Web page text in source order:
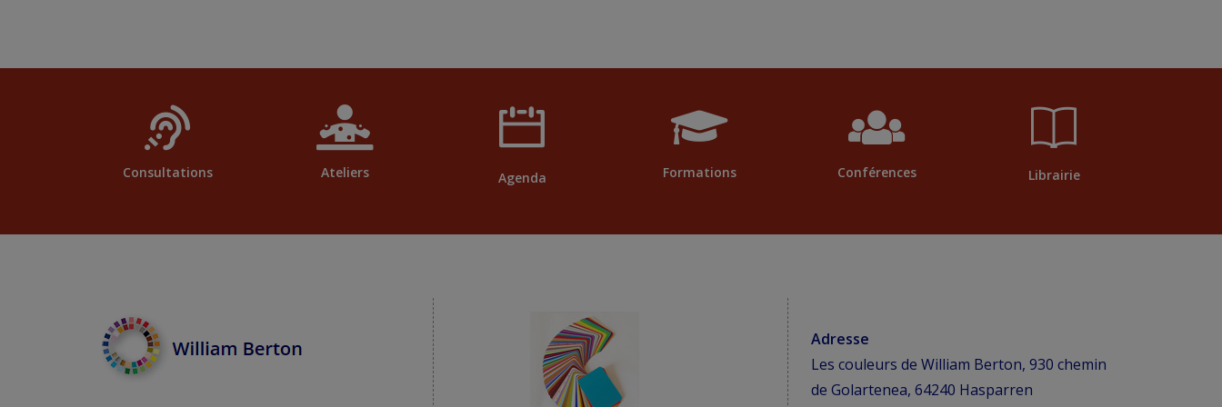
Consultations Ateliers Agenda Formations Conférences Librairie
Adresse
Les couleurs de William Berton, 930 chemin
de Golartenea, 64240 Hasparren